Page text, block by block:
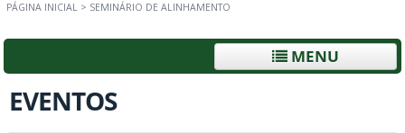
PÁGINA INICIAL > SEMINÁRIO DE ALINHAMENTO
MENU
EVENTOS